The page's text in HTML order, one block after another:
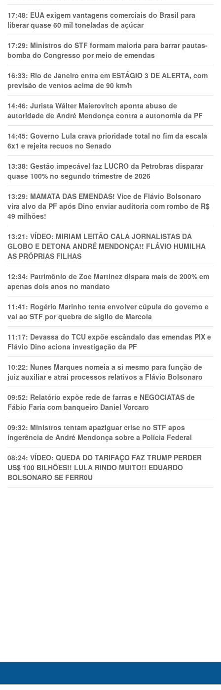
17:48: EUA exigem vantagens comerciais do Brasil para
liberar quase 60 mil toneladas de açúcar
17:29: Ministros do STF formam maioria para barrar pautas-
bomba do Congresso por meio de emendas
16:33: Rio de Janeiro entra em ESTÁGIO 3 DE ALERTA, com
previsão de ventos acima de 90 km/h
14:46: Jurista Wálter Maierovitch aponta abuso de
autoridade de André Mendonça contra a autonomia da PF
14:45: Governo Lula crava prioridade total no fim da escala
6x1 e rejeita recuos no Senado
13:38: Gestão impecável faz LUCRO da Petrobras disparar
quase 100% no segundo trimestre de 2026
13:29: MAMATA DAS EMENDAS! Vice de Flávio Bolsonaro
vira alvo da PF após Dino enviar auditoria com rombo de R$
49 milhões!
13:21: VÍDEO: MIRIAM LEITÃO CALA JORNALISTAS DA
GLOBO E DETONA ANDRÉ MENDONÇA!! FLÁVIO HUMILHA
AS PRÓPRIAS FILHAS
12:34: Patrimônio de Zoe Martínez dispara mais de 200% em
apenas dois anos no mandato
11:41: Rogério Marinho tenta envolver cúpula do governo e
vai ao STF por quebra de sigilo de Marcola
11:17: Devassa do TCU expõe escândalo das emendas PIX e
Flávio Dino aciona investigação da PF
10:22: Nunes Marques nomeia a si mesmo para função de
juiz auxiliar e atrai processos relativos a Flávio Bolsonaro
09:52: Relatório expõe rede de farras e NEGOCIATAS de
Fábio Faria com banqueiro Daniel Vorcaro
09:32: Ministros tentam apaziguar crise no STF apos
ingerência de André Mendonça sobre a Polícia Federal
08:24: VÍDEO: QUEDA DO TARIFAÇO FAZ TRUMP PERDER
US$ 100 BILHÕES!! LULA RINDO MUITO!! EDUARDO
BOLSONARO SE FERR0U